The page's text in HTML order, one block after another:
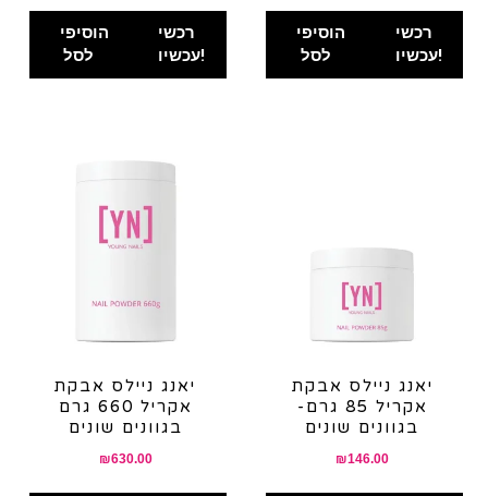
₪65.00.₪45.00.
הוסיפי
לסל
רכשי
עכשיו!
הוסיפי
לסל
רכשי
עכשיו!
יאנג ניילס אבקת
אקריל 660 גרם
בגוונים שונים
₪630.00
יאנג ניילס אבקת
אקריל 85 גרם-
בגוונים שונים
₪146.00